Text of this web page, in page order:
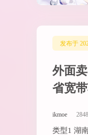
发布于
外面
省宽
ikmoe
类型1 湖